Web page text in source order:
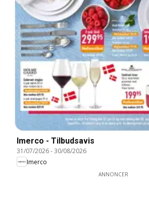
Imerco - Tilbudsavis
31/07/2026-30/08/2026
Imerco
ANNONCER